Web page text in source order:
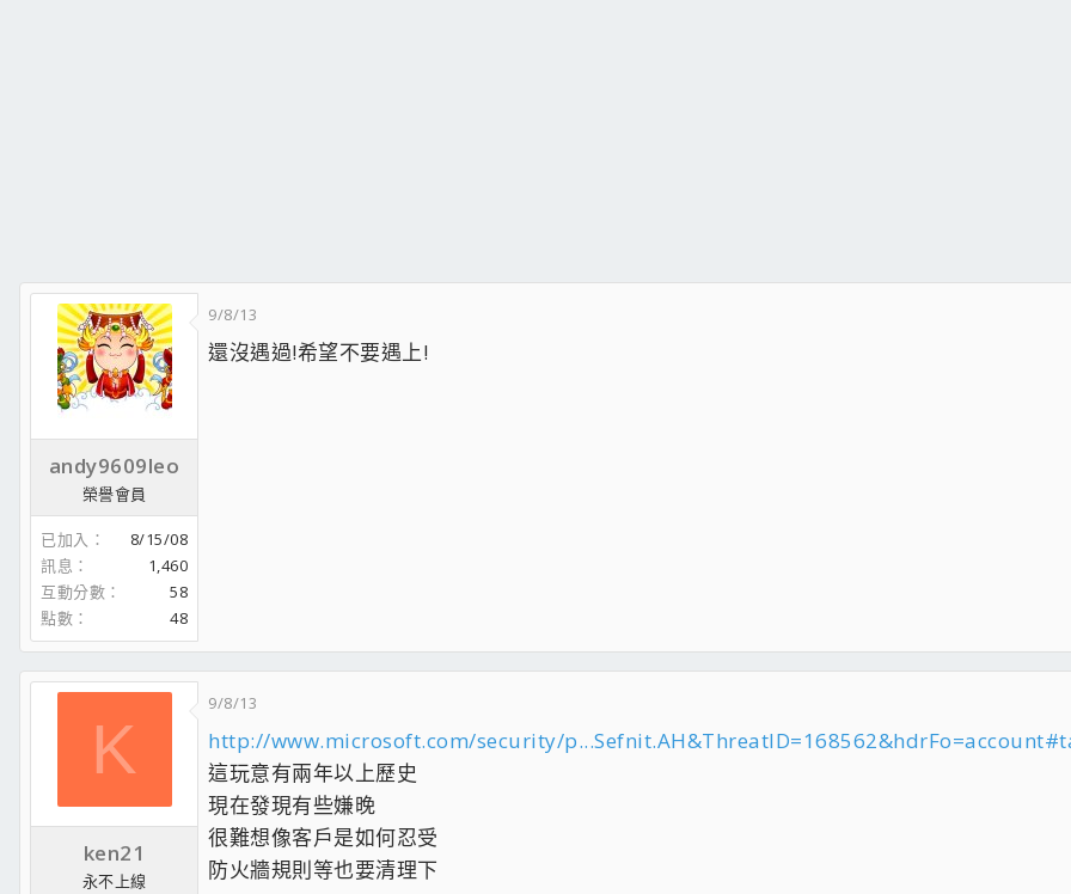
andy9609leo
榮譽會員
已加入
8/15/08
訊息
1,460
互動分數
58
點數
48
9/8/13
還沒遇過!希望不要遇上!
K
ken21
永不上線
9/8/13
http://www.microsoft.com/security/
這玩意有兩年以上歷史
現在發現有些嫌晚
很難想像客戶是如何忍受
防火牆規則等也要清理下